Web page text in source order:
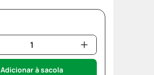
Adicionar à sacola